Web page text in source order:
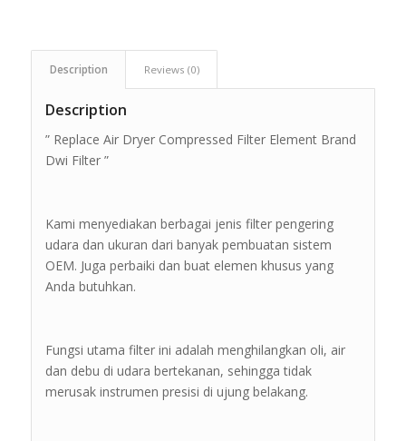
Description Reviews (0)
Description
” Replace Air Dryer Compressed Filter Element Brand
Dwi Filter ”
Kami menyediakan berbagai jenis filter pengering
udara dan ukuran dari banyak pembuatan sistem
OEM. Juga perbaiki dan buat elemen khusus yang
Anda butuhkan.
Fungsi utama filter ini adalah menghilangkan oli, air
dan debu di udara bertekanan, sehingga tidak
merusak instrumen presisi di ujung belakang.